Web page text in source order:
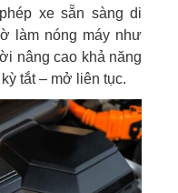
xe sẵn sàng di
làm nóng máy như
nâng cao khả năng
tắt – mở liên tục.